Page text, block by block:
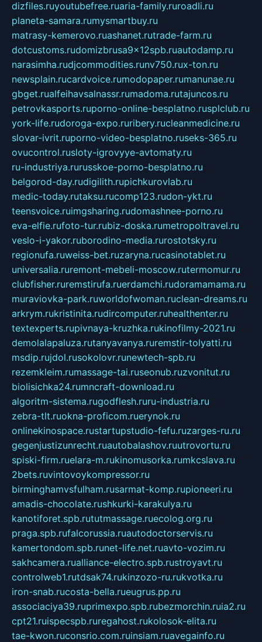
dizfiles.ruyoutubefree.ruaria-family.ruroadli.ru
planeta-samara.rumysmartbuy.ru
matrasy-kemerovo.ruashanet.rutrade-farm.ru
dotcustoms.rudomizbrusa9x12spb.ruautodamp.ru
narasimha.rudjcommodities.runv750.rux-ton.ru
newsplain.rucardvoice.rumodopaper.rumanunae.ru
gbget.rualfeihavsalnassr.rumadoma.rutajuncos.ru
petrovkasports.ruporno-online-besplatno.rusplclub.ru
york-life.rudoroga-expo.ruribery.rucleanmedicine.ru
slovar-ivrit.ruporno-video-besplatno.ruseks-365.ru
ovucontrol.rusloty-igrovyye-avtomaty.ru
ru-industriya.rurusskoe-porno-besplatno.ru
belgorod-day.rudigilith.rupichkurovlab.ru
medic-today.rutaksu.rucomp123.rudon-ykt.ru
teensvoice.ruimgsharing.rudomashnee-porno.ru
eva-elfie.rufoto-tur.rubiz-doska.rumetropoltravel.ru
veslo-i-yakor.ruborodino-media.rurostotsky.ru
regionufa.ruweiss-bet.ruzaryna.rucasinotablet.ru
universalia.ruremont-mebeli-moscow.rutermomur.ru
clubfisher.ruremstirufa.ruerdamchi.rudoramamama.ru
muraviovka-park.ruworldofwoman.ruclean-dreams.ru
arkrym.rukristinita.rudircomputer.ruhealthenter.ru
textexperts.rupivnaya-kruzhka.rukinofilmy-2021.ru
demolalapaluza.rutanyavanya.ruremstir-tolyatti.ru
msdip.rujdol.rusokolovr.runewtech-spb.ru
rezemkleim.rumassage-tai.ruseonub.ruzvonitut.ru
biolisichka24.rumncraft-download.ru
algoritm-sistema.rugodflesh.ruru-industria.ru
zebra-tlt.ruokna-proficom.ruerynok.ru
onlinekinospace.rustartupstudio-fefu.ruzarges-ru.ru
gegenjustizunrecht.ruautobalashov.ruutrovortu.ru
spiski-firm.ruelara-m.rukinomusorka.rumkcslava.ru
2bets.ruvintovoykompressor.ru
birminghamvsfulham.rusarmat-komp.rupioneeri.ru
amadis-chocolate.rushkurki-karakulya.ru
kanotiforet.spb.rututmassage.ruecolog.org.ru
praga.spb.rufalcorussia.ruautodoctorservis.ru
kamertondom.spb.runet-life.net.ruavto-vozim.ru
sakhcamera.rualliance-electro.spb.rustroyavt.ru
controlweb1.rutdsak74.rukinzozo-ru.rukvotka.ru
iron-snab.rucosta-bella.rueugrus.pp.ru
associaciya39.ruprimexpo.spb.rubezmorchin.ruia2.ru
cpt21.ruispecspb.ruregahost.rukolosok-elita.ru
tae-kwon.ruconsrio.com.ruinsiam.ruavegainfo.ru